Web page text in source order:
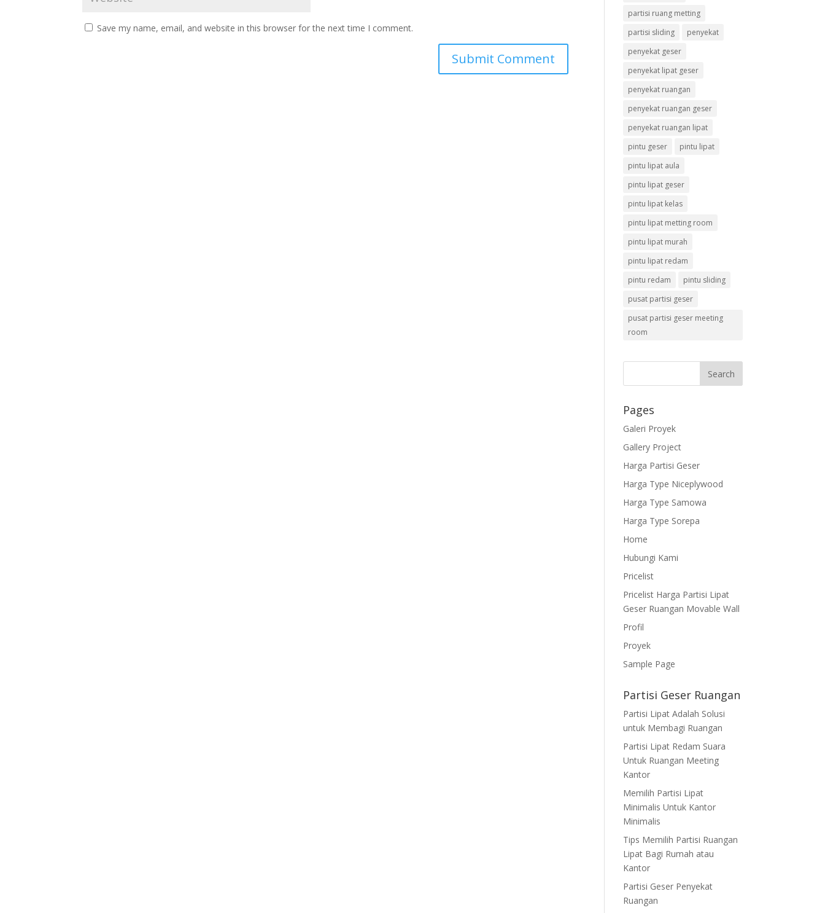
Save my name, email, and website in this browser for the next time I comment.
partisi ruang metting
partisi sliding
penyekat
penyekat geser
penyekat lipat geser
penyekat ruangan
penyekat ruangan geser
penyekat ruangan lipat
pintu geser
pintu lipat
pintu lipat aula
pintu lipat geser
pintu lipat kelas
pintu lipat metting room
pintu lipat murah
pintu lipat redam
pintu redam
pintu sliding
pusat partisi geser
pusat partisi geser meeting
room
Pages
Galeri Proyek
Gallery Project
Harga Partisi Geser
Harga Type Niceplywood
Harga Type Samowa
Harga Type Sorepa
Home
Hubungi Kami
Pricelist
Pricelist Harga Partisi Lipat
Geser Ruangan Movable Wall
Profil
Proyek
Sample Page
Partisi Geser Ruangan
Partisi Lipat Adalah Solusi
untuk Membagi Ruangan
Partisi Lipat Redam Suara
Untuk Ruangan Meeting
Kantor
Memilih Partisi Lipat
Minimalis Untuk Kantor
Minimalis
Tips Memilih Partisi Ruangan
Lipat Bagi Rumah atau
Kantor
Partisi Geser Penyekat
Ruangan